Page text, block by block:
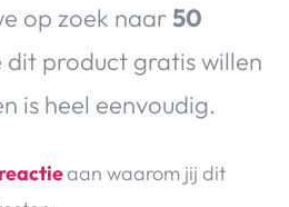
op zoek naar50
dit product gratis willen
is heel eenvoudig.
aan waarom jij dit